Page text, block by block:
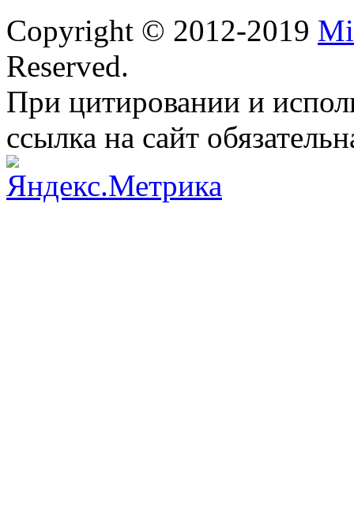
Copyright © 2012-2019
Reserved.
При цитировании и
ссылка на сайт